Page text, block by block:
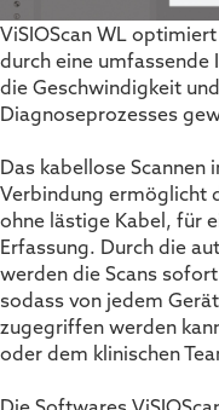
ViSIOScan WL
durch eine
die Geschwindigkeit
Diagnoseprozesses
Das kabellose Scannen
Verbindung ermöglicht
ohne lästige Kabel, für
Erfassung. Durch die
werden die Scans
sodass von jedem
zugegriffen werden
oder dem klinischen